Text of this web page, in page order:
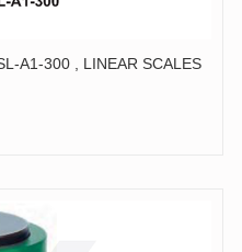
A1-300 , LINEAR SCALES